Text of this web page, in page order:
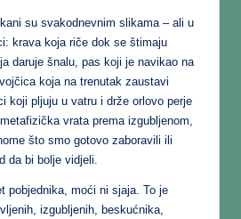
su svakodnevnim slikama – ali u
krava koja riče dok se štimaju
daruje šnalu, pas koji je navikao na
koja na trenutak zaustavi
koji pljuju u vatru i drže orlovo perje
vrata prema izgubljenom,
što smo gotovo zaboravili ili
da bi bolje vidjeli.
pobjednika, moći ni sjaja. To je
izgubljenih, beskućnika,